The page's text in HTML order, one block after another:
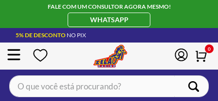
FALE COM UM CONSULTOR AGORA MESMO!
WHATSAPP
5% DE DESCONTO NO PIX
0
O que você está procurando?